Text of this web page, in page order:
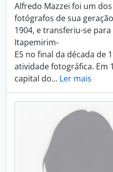
Alfredo Mazzei foi um
fotógrafos de sua
1904, e transferiu-se
Itapemirim-
ES no final da década de
atividade fotográfica. Em
capital do… Ler mais